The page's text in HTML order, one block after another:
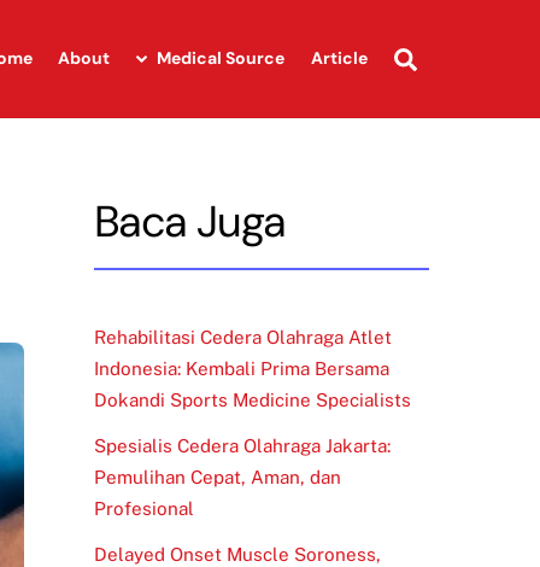
About Medical Source Article
Baca Juga
Rehabilitasi Cedera Olahraga Atlet
Indonesia: Kembali Prima Bersama
Dokandi Sports Medicine Specialists
Spesialis Cedera Olahraga Jakarta:
Pemulihan Cepat, Aman, dan
Profesional
Delayed Onset Muscle Soroness,